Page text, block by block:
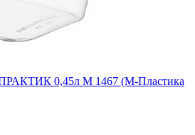
ПРАКТИК 0,45л М 1467 (М-Пластика